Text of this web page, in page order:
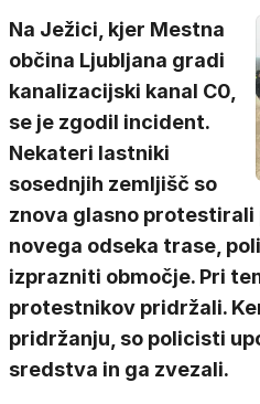
Na Ježici, kjer Mestna
občina Ljubljana gradi
kanalizacijski kanal C0,
se je zgodil incident.
Nekateri lastniki
sosednjih zemljišč so
znova glasno
novega odseka trase,
izprazniti območje. Pri
protestnikov pridržali.
pridržanju, so policisti
sredstva in ga zvezali.